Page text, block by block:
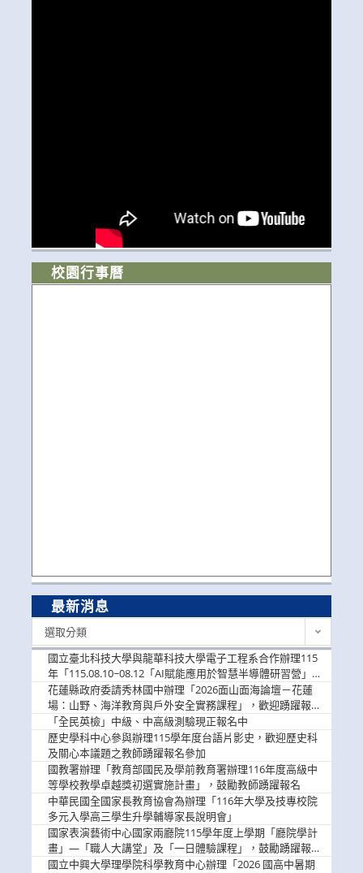
校園行事曆
最新消息
選取分類
國立臺北科技大學與龍華科技大學電子工程系合作辦理115
年「115.08.10~08.12「AI賦能應用於智慧半導體研習營」，
歡迎學生踴躍報名參加
花蓮縣政府委請秀林國中辦理「2026面山面海論壇－花蓮
場：山野、海洋教育與戶外安全實務課程」，歡迎踴躍報名
參加
「全民英檢」中級、中高級測驗現正報名中
歷史學科中心參與辦理115學年度台語片影史，歡迎歷史科
及關心本議題之教師踴躍報名參加
國教署辦理「教育部國民及學前教育署辦理116年度高級中
等學校教學卓越獎初選實施計畫」，鼓勵教師踴躍報名
中華民國全國家長教育協會為辦理「116年大學及技專校院
多元入學高三學生升學輔導家長說明會」
國家表演藝術中心國家兩廳院115學年度上學期「廳院學計
畫」—「職人大講堂」及「一日體驗課程」，鼓勵踴躍報名
參與。
國立中興大學理學院科學教育中心辦理「2026 國高中暑期